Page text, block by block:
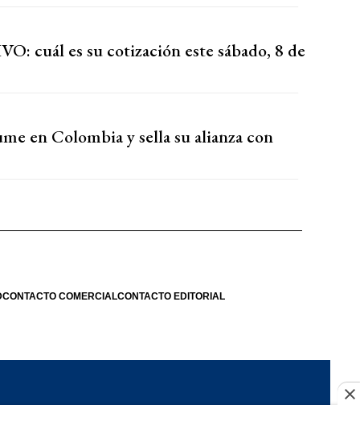
cuál es su cotización este sábado, 8 de
en Colombia y sella su alianza con
CONTACTO COMERCIALCONTACTO EDITORIAL